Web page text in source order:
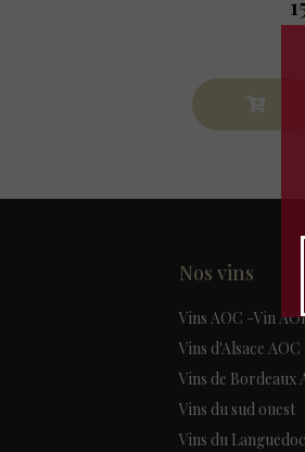
Nos vins
Vins AOC -Vin
Vins d'Alsace AOC
Vins de Bordeaux
Vins du sud ouest
Vins du